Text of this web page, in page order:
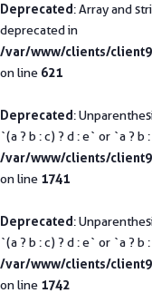
Deprecated: Array and
deprecated in
/var/www/clients/
on line 621
Deprecated:
`(a ? b : c) ? d : e` or `a ? b
/var/www/clients/
on line 1741
Deprecated:
`(a ? b : c) ? d : e` or `a ? b
/var/www/clients/
on line 1742